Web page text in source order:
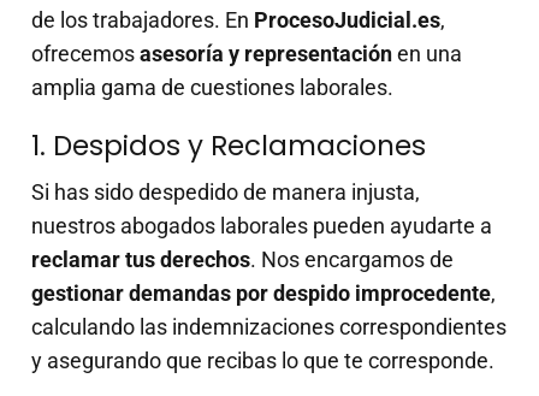
de los trabajadores. En ProcesoJudicial.es,
ofrecemosasesoría y representaciónen una
amplia gama de cuestiones laborales.
1. Despidos y Reclamaciones
Si has sido despedido de manera injusta,
nuestros abogados laborales pueden ayudarte a
reclamar tus derechos. Nos encargamos de
gestionar demandas por despido improcedente,
calculando las indemnizaciones correspondientes
y asegurando que recibas lo que te corresponde.